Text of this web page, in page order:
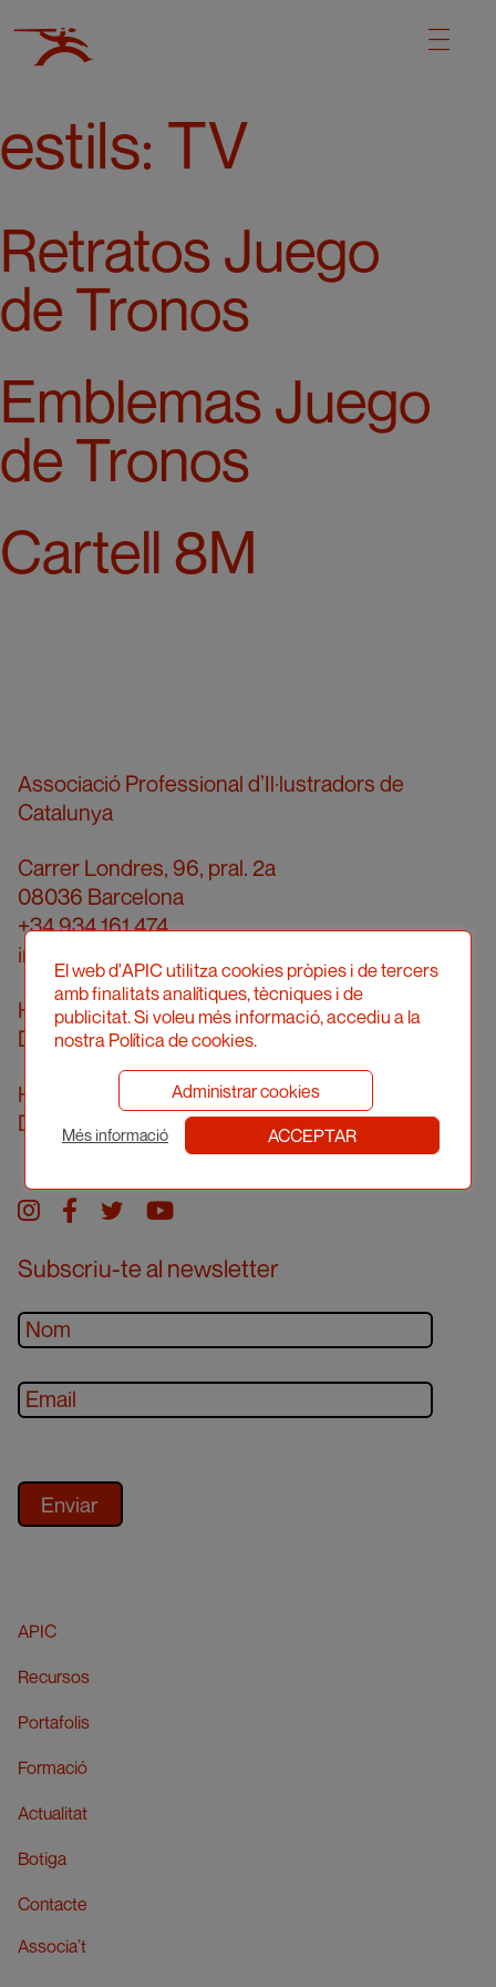
estils: TV
Retratos Juego
de Tronos
Emblemas Juego
de Tronos
Cartell 8M
Associació Professional d’Il·lustradors de
Catalunya
Carrer Londres, 96, pral. 2a
08036 Barcelona
+34 934 161 474
info@apic.cat
Horari d’atenció telefònica
De dilluns a divendres de 10 a 14h
Horari d’atenció presencial
Demanar cita prèvia
Instagram
facebook
twitteryoutube
Subscriu-te al newsletter
APIC
Recursos
Portafolis
Formació
Actualitat
Botiga
Contacte
Associa’t
El web d'APIC utilitza cookies pròpies i de tercers
amb finalitats analítiques, tècniques i de
publicitat. Si voleu més informació, accediu a la
nostra Política de cookies.
Administrar cookies
Més informació ACCEPTAR